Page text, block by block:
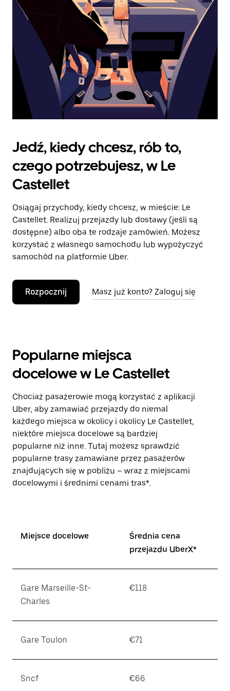
kalendarz.
Jedź, kiedy chcesz, rób to,
czego potrzebujesz, w Le
Castellet
Osiągaj przychody, kiedy chcesz, w mieście: Le
Castellet. Realizuj przejazdy lub dostawy (jeśli są
dostępne) albo oba te rodzaje zamówień. Możesz
korzystać z własnego samochodu lub wypożyczyć
samochód na platformie Uber.
Rozpocznij Masz już konto? Zaloguj się
Popularne miejsca
docelowe w Le Castellet
Chociaż pasażerowie mogą korzystać z aplikacji
Uber, aby zamawiać przejazdy do niemal
każdego miejsca w okolicy i okolicy Le Castellet,
niektóre miejsca docelowe są bardziej
popularne niż inne. Tutaj możesz sprawdzić
popularne trasy zamawiane przez pasażerów
znajdujących się w pobliżu – wraz z miejscami
docelowymi i średnimi cenami tras*.
Miejsce docelowe
Średnia cena
przejazdu UberX*
Gare Marseille-St-
Charles
€118
Gare Toulon €71
Sncf €66